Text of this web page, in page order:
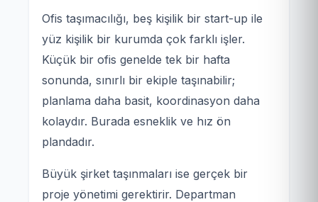
Ofis taşımacılığı, beş kişilik bir start-up ile
yüz kişilik bir kurumda çok farklı işler.
Küçük bir ofis genelde tek bir hafta
sonunda, sınırlı bir ekiple taşınabilir;
planlama daha basit, koordinasyon daha
kolaydır. Burada esneklik ve hız ön
plandadır.
Büyük şirket taşınmaları ise gerçek bir
proje yönetimi gerektirir. Departman